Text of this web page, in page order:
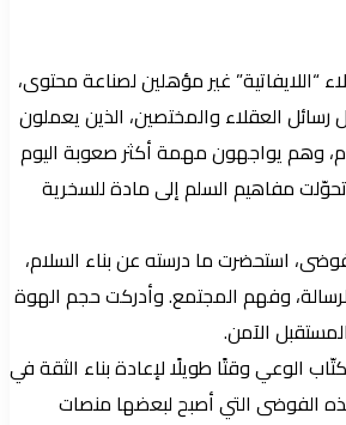
“اللايفاتية” غير مؤهلين لصناعة محتوى،
العقلاء والمختصين، الذين يعملون
وهم يواجهون مهمة أكثر صعوبة اليوم
مفاهيم السلم إلى مادة للسخرية
استحضرت ما درسته عن بناء السلام،
وفهم المجتمع. وأدركت حجم الهوة
الآمن.
الوعي وقتًا طويلًا لإعادة بناء الثقة في
الفوضى التي أصبح لبعضها منصات